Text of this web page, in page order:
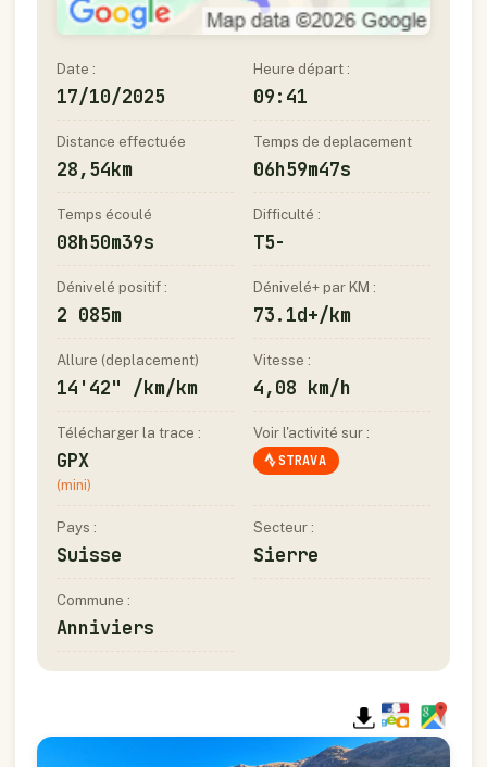
Date :
17/10/2025
Heure départ :
09:41
Distance effectuée
28,54km
Temps de deplacement
06h59m47s
Temps écoulé
08h50m39s
Difficulté :
T5-
Dénivelé positif :
2 085m
Dénivelé+ par KM :
73.1d+/km
Allure (deplacement)
14'42" /km/km
Vitesse :
4,08 km/h
Télécharger la trace :
GPX
(mini)
Voir l'activité sur :
STRAVA
Pays :
Suisse
Secteur :
Sierre
Commune :
Anniviers